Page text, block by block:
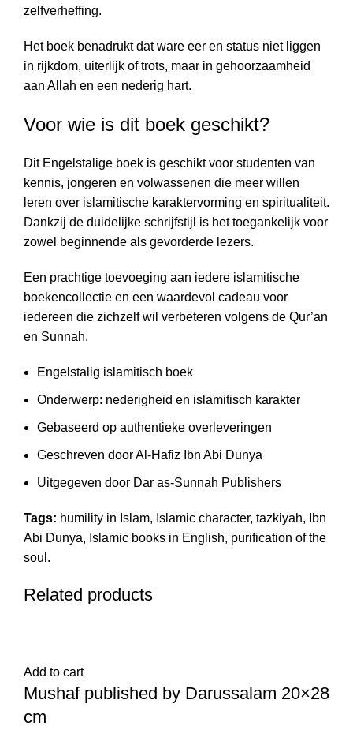
zelfverheffing.
Het boek benadrukt dat ware eer en status niet liggen
in rijkdom, uiterlijk of trots, maar in gehoorzaamheid
aan Allah en een nederig hart.
Voor wie is dit boek geschikt?
Dit Engelstalige boek is geschikt voor studenten van
kennis, jongeren en volwassenen die meer willen
leren over islamitische karaktervorming en spiritualiteit.
Dankzij de duidelijke schrijfstijl is het toegankelijk voor
zowel beginnende als gevorderde lezers.
Een prachtige toevoeging aan iedere islamitische
boekencollectie en een waardevol cadeau voor
iedereen die zichzelf wil verbeteren volgens de Qur’an
en Sunnah.
Engelstalig islamitisch boek
Onderwerp: nederigheid en islamitisch karakter
Gebaseerd op authentieke overleveringen
Geschreven door Al-Hafiz Ibn Abi Dunya
Uitgegeven door Dar as-Sunnah Publishers
Tags: humility in Islam, Islamic character, tazkiyah, Ibn
Abi Dunya, Islamic books in English, purification of the
soul.
Related products
Add to cart
Mushaf published by Darussalam 20×28
cm